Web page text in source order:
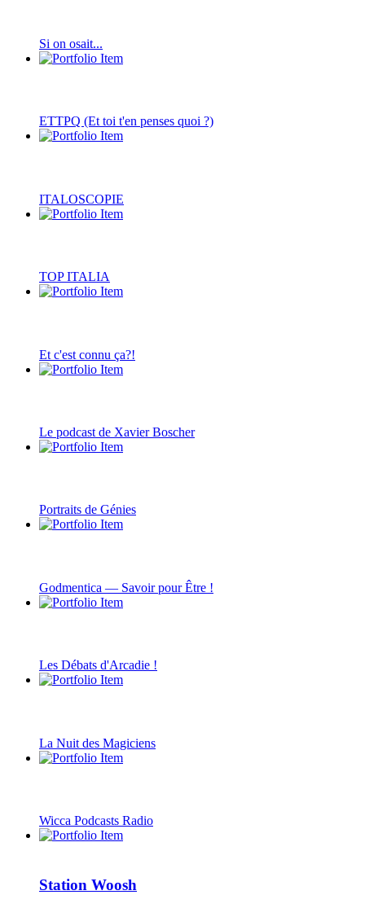
Si on osait...
ETTPQ (Et toi t'en penses quoi ?)
ITALOSCOPIE
TOP ITALIA
Et c'est connu ça?!
Le podcast de Xavier Boscher
Portraits de Génies
Godmentica — Savoir pour Être !
Les Débats d'Arcadie !
La Nuit des Magiciens
Wicca Podcasts Radio
Station Woosh